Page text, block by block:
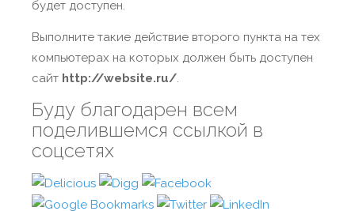
будет доступен.
Выполните такие действие второго пункта на тех
компьютерах на которых должен быть доступен
сайт http://website.ru/.
Буду благодарен всем
поделившемся ссылкой в
соцсетях